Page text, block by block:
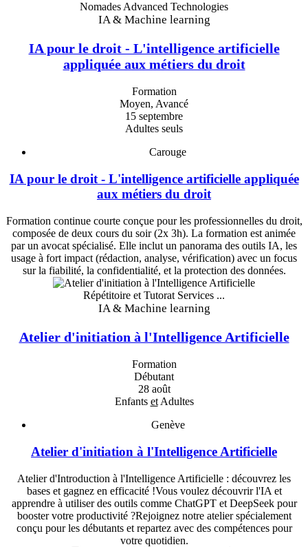
Nomades Advanced Technologies
IA & Machine learning
IA pour le droit - L'intelligence artificielle
appliquée aux métiers du droit
Formation
Moyen, Avancé
15 septembre
Adultes seuls
Carouge
IA pour le droit - L'intelligence artificielle appliquée
aux métiers du droit
Formation continue courte conçue pour les professionnelles du droit,
composée de deux cours du soir (2x 3h). La formation est animée
par un avocat spécialisé. Elle inclut un panorama des outils IA, les
usage à fort impact (rédaction, analyse, vérification) avec un focus
sur la fiabilité, la confidentialité, et la protection des données.
Répétitoire et Tutorat Services ...
IA & Machine learning
Atelier d'initiation à l'Intelligence Artificielle
Formation
Débutant
28 août
Enfants etAdultes
Genève
Atelier d'initiation à l'Intelligence Artificielle
Atelier d'Introduction à l'Intelligence Artificielle : découvrez les
bases et gagnez en efficacité !Vous voulez découvrir l'IA et
apprendre à utiliser des outils comme ChatGPT et DeepSeek pour
booster votre productivité ?Rejoignez notre atelier spécialement
conçu pour les débutants et repartez avec des compétences pour
votre quotidien.